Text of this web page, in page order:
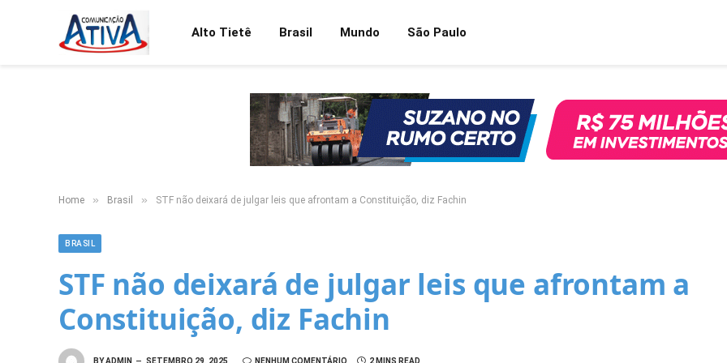
Alto Tietê Brasil Mundo São Paulo
Home » Brasil » STF não deixará de julgar leis que afrontam a Constituição, diz Fachin
BRASIL
STF não deixará de julgar leis que afrontam a
Constituição, diz Fachin
BYADMIN SETEMBRO 29, 2025 NENHUM COMENTÁRIO 2 MINS READ